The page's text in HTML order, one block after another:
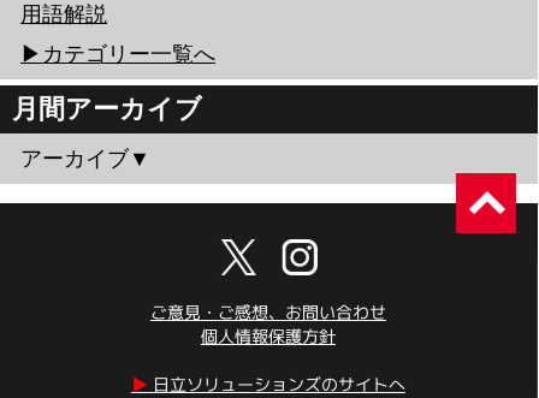
用語解説
▶︎カテゴリー一覧へ
月間アーカイブ
アーカイブ▼
ご意見・ご感想、お問い合わせ
個人情報保護方針
▶︎ 日立ソリューションズのサイトへ